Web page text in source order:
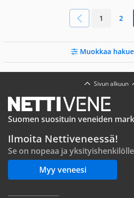
1 2
Muokkaa
Sivun alkuun
Suomen suosituin veneiden
Ilmoita Nettiveneessä!
Se on nopeaa ja
Myy veneesi